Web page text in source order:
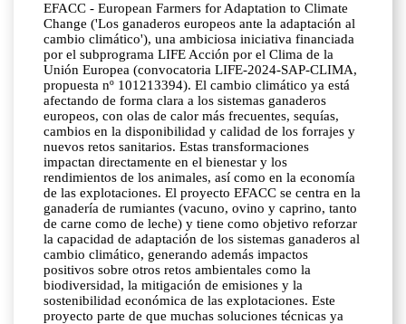
EFACC - European Farmers for Adaptation to Climate
Change ('Los ganaderos europeos ante la adaptación al
cambio climático'), una ambiciosa iniciativa financiada
por el subprograma LIFE Acción por el Clima de la
Unión Europea (convocatoria LIFE-2024-SAP-CLIMA,
propuesta nº 101213394). El cambio climático ya está
afectando de forma clara a los sistemas ganaderos
europeos, con olas de calor más frecuentes, sequías,
cambios en la disponibilidad y calidad de los forrajes y
nuevos retos sanitarios. Estas transformaciones
impactan directamente en el bienestar y los
rendimientos de los animales, así como en la economía
de las explotaciones. El proyecto EFACC se centra en la
ganadería de rumiantes (vacuno, ovino y caprino, tanto
de carne como de leche) y tiene como objetivo reforzar
la capacidad de adaptación de los sistemas ganaderos al
cambio climático, generando además impactos
positivos sobre otros retos ambientales como la
biodiversidad, la mitigación de emisiones y la
sostenibilidad económica de las explotaciones. Este
proyecto parte de que muchas soluciones técnicas ya